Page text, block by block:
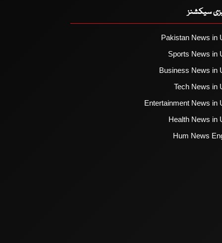
سیکشنز
Pakistan News in
Sports News in
Business News in
Tech News in
Entertainment News in
Health News in
Hum News